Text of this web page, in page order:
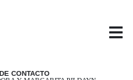
CONTACTO